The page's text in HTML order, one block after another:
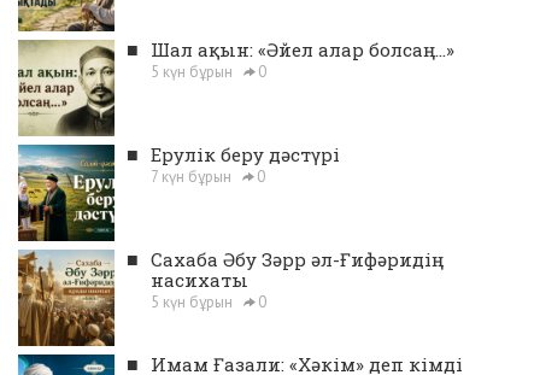
■ Шал ақын: «Әйел алар болсаң...»
5 күн бұрын 0
■ Ерулік беру дәстүрі
7 күн бұрын 0
■ Сахаба Әбу Зәрр әл-Ғифәридің
насихаты
5 күн бұрын 0
■ Имам Ғазали: «Хәкім» деп кімді